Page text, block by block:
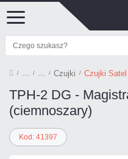
Czujki Czujki
TPH-2 DG -
(ciemnoszary)
Kod: 41397